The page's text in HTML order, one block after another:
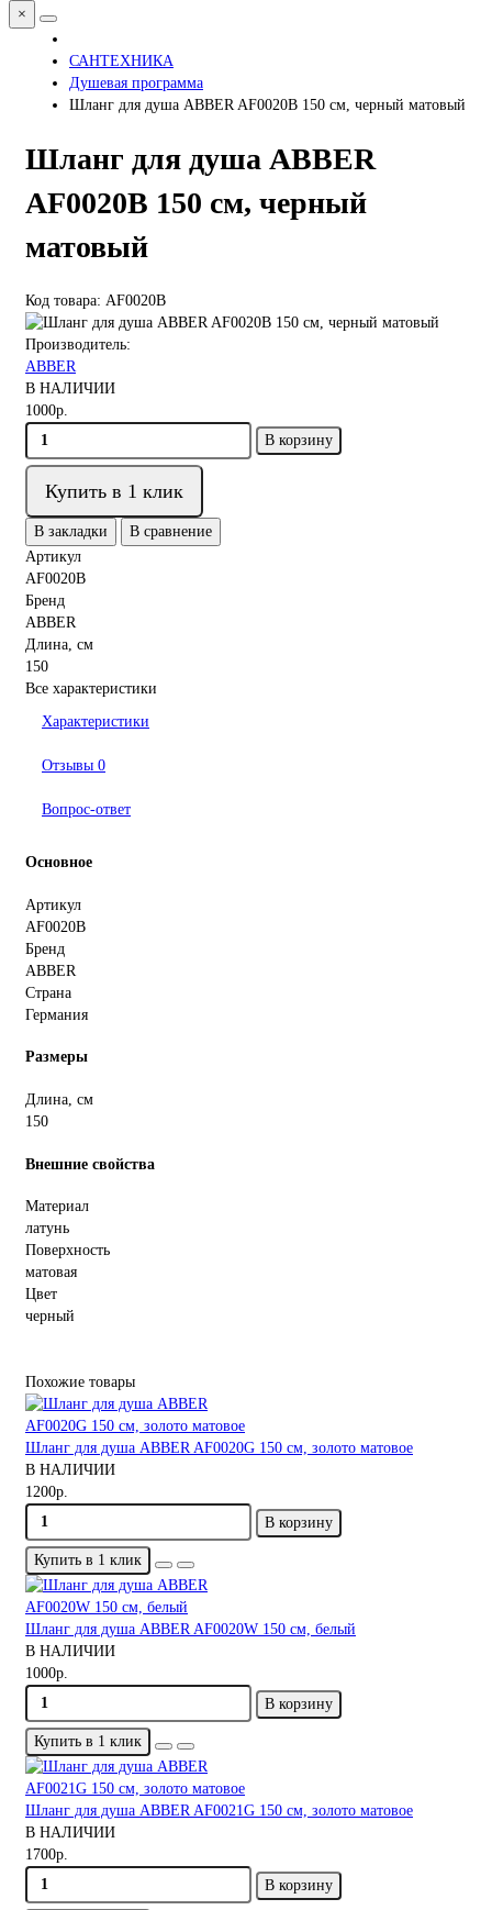
×
САНТЕХНИКА
Душевая программа
Шланг для душа ABBER AF0020B 150 см, черный матовый
Шланг для душа ABBER
AF0020B 150 см, черный
матовый
Код товара: AF0020B
Производитель:
ABBER
В НАЛИЧИИ
1000р.
В корзину
Купить в 1 клик
В закладки
В сравнение
Артикул
AF0020B
Бренд
ABBER
Длина, см
150
Все характеристики
Характеристики
Отзывы 0
Вопрос-ответ
Основное
Артикул
AF0020B
Бренд
ABBER
Страна
Германия
Размеры
Длина, см
150
Внешние свойства
Материал
латунь
Поверхность
матовая
Цвет
черный
Похожие товары
Шланг для душа ABBER AF0020G 150 см, золото матовое
В НАЛИЧИИ
1200р.
В корзину
Купить в 1 клик
Шланг для душа ABBER AF0020W 150 см, белый
В НАЛИЧИИ
1000р.
В корзину
Купить в 1 клик
Шланг для душа ABBER AF0021G 150 см, золото матовое
В НАЛИЧИИ
1700р.
В корзину